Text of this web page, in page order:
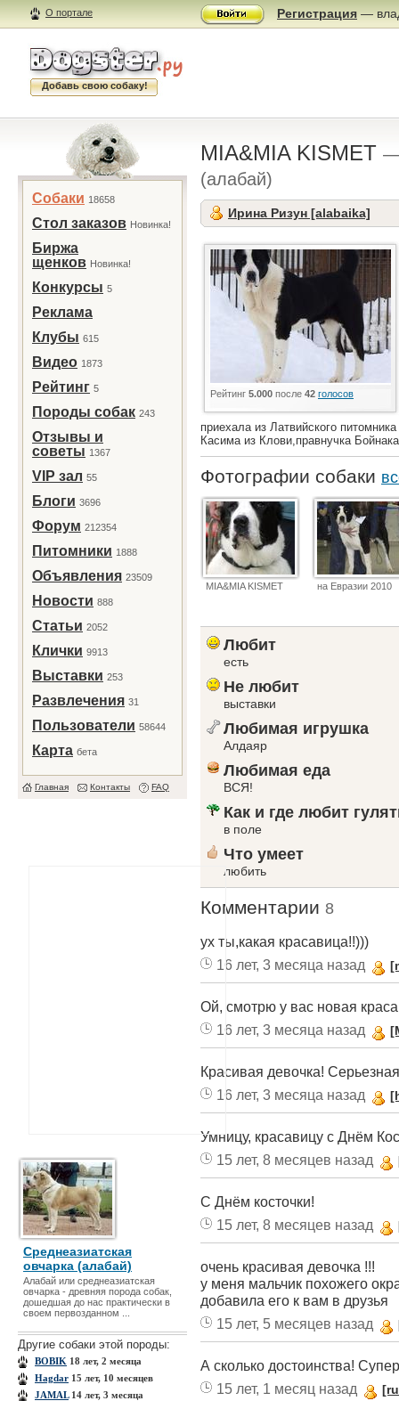
О портале Регистрация —
Добавь свою собаку!
Собаки 18658
Стол заказов Новинка!
Биржа
щенков Новинка!
Конкурсы 5
Реклама
Клубы 615
Видео 1873
Рейтинг 5
Породы собак 243
Отзывы и
советы 1367
VIP зал 55
Блоги 3696
Форум 212354
Питомники 1888
Объявления 23509
Новости 888
Статьи 2052
Клички 9913
Выставки 253
Развлечения 31
Пользователи 58644
Карта бета
Главная Контакты FAQ
Среднеазиатская
овчарка (алабай)
Алабай или среднеазиатская
овчарка - древняя порода coбак,
дошедшая до нас практически в
своем первозданном ...
Другие собаки этой породы:
BOBIK 18 лет, 2 месяца
Hagdar 15 лет, 10 месяцев
JAMAL14 лет, 3 месяца
MIA&MIA KISMET —
(алабай)
Ирина Ризун [alabaika]
Рейтинг 5.000 после 42 голосов
приехала из Латвийского
Касима из Клови,правнучка
Фотографии собаки
MIA&MIA KISMET на Евразии 2010
Любит
есть
Не любит
выставки
Любимая игрушка
Алдаяр
Любимая еда
ВСЯ!
Как и где любит
в поле
Что умеет
любить
Комментарии 8
ух ты,какая красавица!!)))
16 лет, 3 месяца назад
Ой, смотрю у вас новая
16 лет, 3 месяца назад
Красивая девочка!
16 лет, 3 месяца назад
Умницу, красавицу с Днём
15 лет, 8 месяцев назад
С Днём косточки!
15 лет, 8 месяцев назад
очень красивая девочка !!!
у меня мальчик похожего
добавила его к вам в друзья
15 лет, 5 месяцев назад
А сколько достоинства!
15 лет, 1 месяц назад